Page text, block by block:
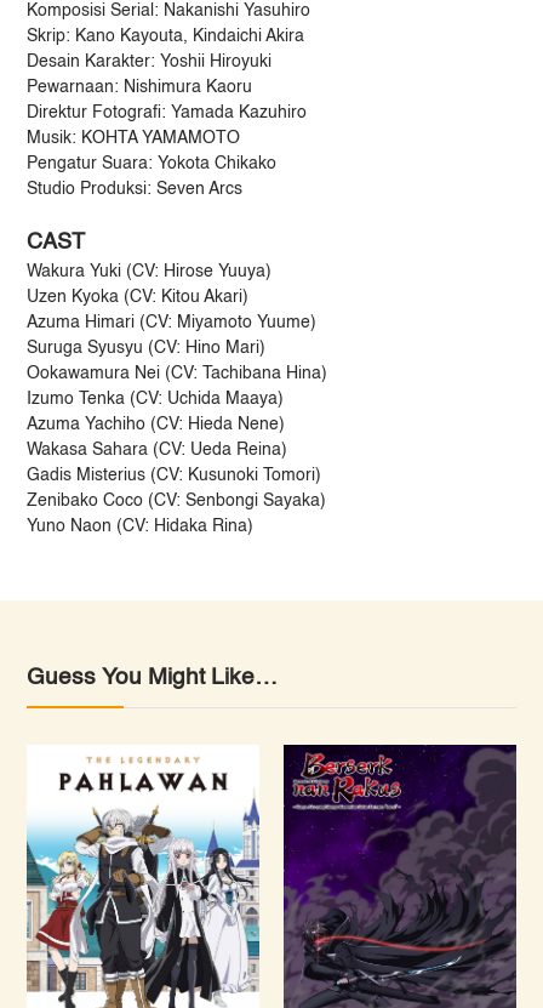
Komposisi Serial: Nakanishi Yasuhiro
Skrip: Kano Kayouta, Kindaichi Akira
Desain Karakter: Yoshii Hiroyuki
Pewarnaan: Nishimura Kaoru
Direktur Fotografi: Yamada Kazuhiro
Musik: KOHTA YAMAMOTO
Pengatur Suara: Yokota Chikako
Studio Produksi: Seven Arcs
CAST
Wakura Yuki (CV: Hirose Yuuya)
Uzen Kyoka (CV: Kitou Akari)
Azuma Himari (CV: Miyamoto Yuume)
Suruga Syusyu (CV: Hino Mari)
Ookawamura Nei (CV: Tachibana Hina)
Izumo Tenka (CV: Uchida Maaya)
Azuma Yachiho (CV: Hieda Nene)
Wakasa Sahara (CV: Ueda Reina)
Gadis Misterius (CV: Kusunoki Tomori)
Zenibako Coco (CV: Senbongi Sayaka)
Yuno Naon (CV: Hidaka Rina)
Guess You Might Like…